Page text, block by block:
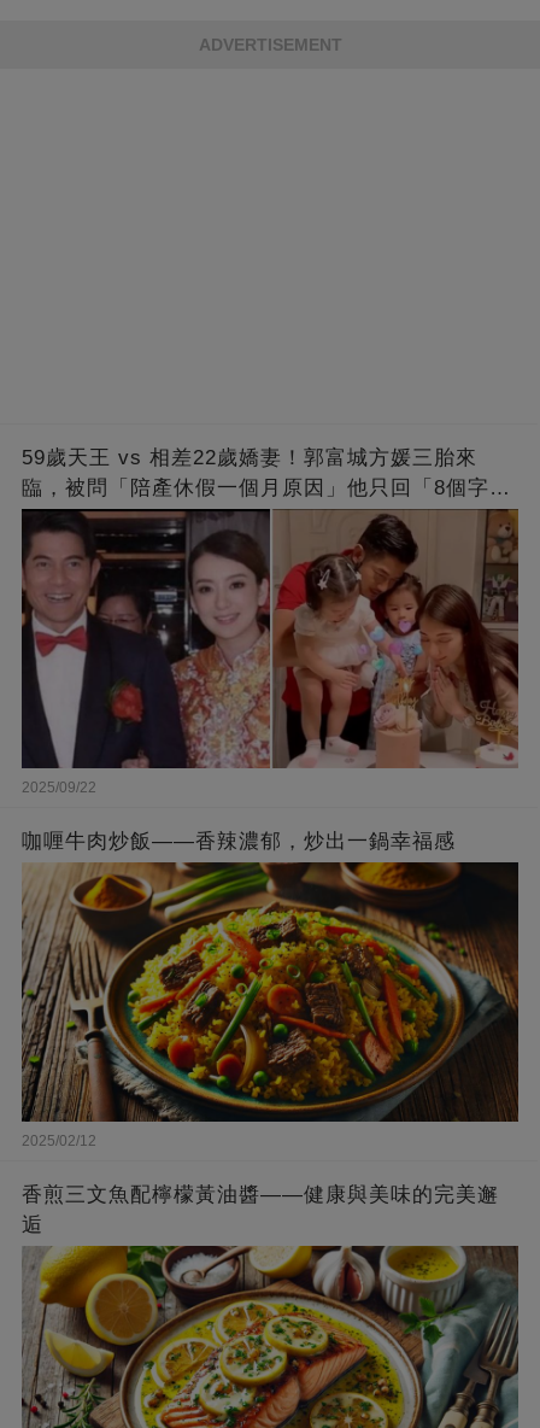
ADVERTISEMENT
59歲天王 vs 相差22歲嬌妻！郭富城方媛三胎來
臨，被問「陪產休假一個月原因」他只回「8個字」
被贊爆
2025/09/22
咖喱牛肉炒飯——香辣濃郁，炒出一鍋幸福感
2025/02/12
香煎三文魚配檸檬黃油醬——健康與美味的完美邂
逅